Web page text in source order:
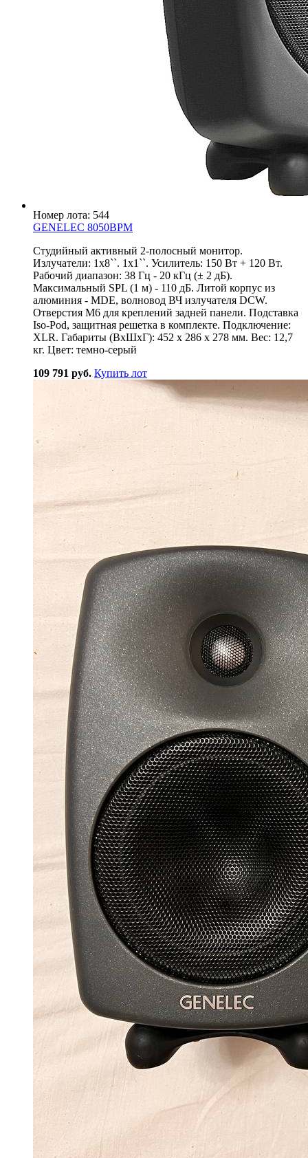
Номер лота: 544
GENELEC 8050BPM
Cтудийный активный 2-полосный монитор.
Излучатели: 1x8``. 1x1``. Усилитель: 150 Вт + 120 Вт.
Рабочий диапазон: 38 Гц - 20 кГц (± 2 дБ).
Максимальный SPL (1 м) - 110 дБ. Литой корпус из
алюминия - MDE, волновод ВЧ излучателя DCW.
Отверстия M6 для креплений задней панели. Подставка
Iso-Pod, защитная решетка в комплекте. Подключение:
XLR. Габариты (ВхШхГ): 452 x 286 x 278 мм. Вес: 12,7
кг. Цвет: темно-серый
109 791 руб. Купить лот